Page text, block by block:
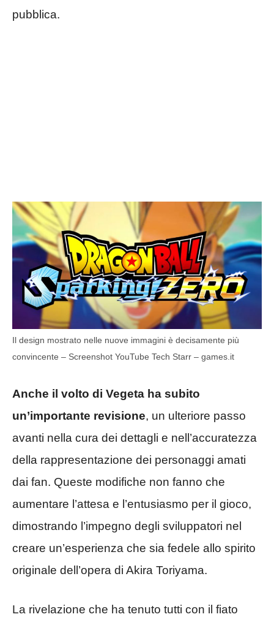
pubblica.
Il design mostrato nelle nuove immagini è decisamente più
convincente – Screenshot YouTube Tech Starr – games.it
Anche il volto di Vegeta ha subito
un’importante revisione, un ulteriore passo
avanti nella cura dei dettagli e nell’accuratezza
della rappresentazione dei personaggi amati
dai fan. Queste modifiche non fanno che
aumentare l’attesa e l’entusiasmo per il gioco,
dimostrando l’impegno degli sviluppatori nel
creare un’esperienza che sia fedele allo spirito
originale dell’opera di Akira Toriyama.
La rivelazione che ha tenuto tutti con il fiato